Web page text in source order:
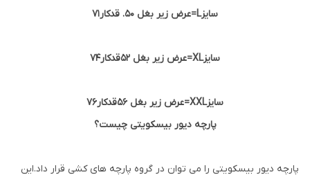
سایزL=عرض زیر بغل 50. قدکار71
سایزXL=عرض زیر بغل 52قدکار74
سایزXXL=عرض زیر بغل 56قدکار76
پارچه دیور بیسکویتی چیست؟
پارچه دیور بیسکویتی را می توان در گروه پارچه های کشی قرار داد.این